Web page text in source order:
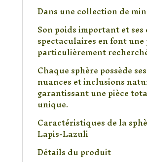
Dans une collection de
Son poids important et
spectaculaires en font une
particulièrement
Chaque sphère possède
nuances et inclusions
garantissant une pièce
unique.
Caractéristiques de la
Lapis-Lazuli
Détails du produit